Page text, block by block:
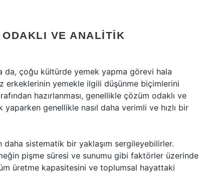
VE ANALITIK
çoğu kültürde yemek yapma görevi hala
erkeklerinin yemekle ilgili düşünme biçimlerini
hazırlanması, genellikle çözüm odaklı ve
genellikle nasıl daha verimli ve hızlı bir
daha sistematik bir yaklaşım sergileyebilirler.
pişme süresi ve sunumu gibi faktörler üzerinde
üretme kapasitesini ve toplumsal hayattaki